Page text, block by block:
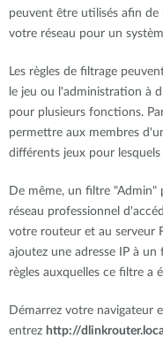
peuvent être utilisés afin de
votre réseau pour un
Les règles de filtrage
le jeu ou l'administration à
pour plusieurs fonctions.
permettre aux membres
différents jeux pour
De même, un filtre "Admin"
réseau professionnel
votre routeur et au serveur
ajoutez une adresse IP à
règles auxquelles ce filtre a
Démarrez votre navigateur
entrez http://